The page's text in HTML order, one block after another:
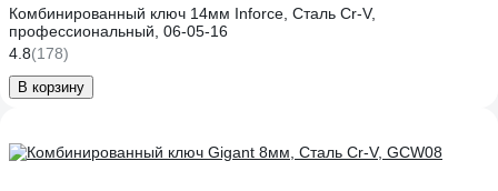
Комбинированный ключ 14мм Inforce, Сталь Cr-V,
профессиональный, 06-05-16
4.8(178)
В корзину